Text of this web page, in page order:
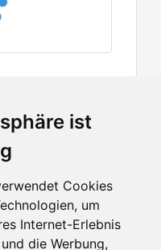
ist
Cookies
um
Internet-Erlebnis
die Werbung,